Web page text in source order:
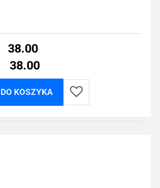
38.00
38.00
DO KOSZYKA
Do